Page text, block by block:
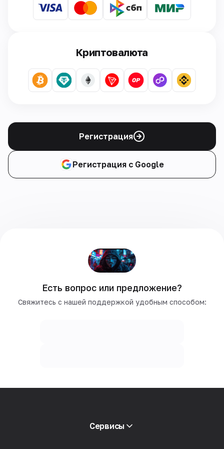
Криптовалюта
Регистрация
Регистрация с Google
Есть вопрос или предложение?
Свяжитесь с нашей поддержкой удобным способом:
Сервисы